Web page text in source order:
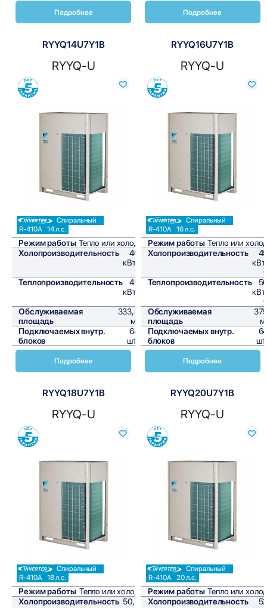
Подробнее Подробнее
RYYQ14U7Y1B
RYYQ-U
Сравнить
Спиральный
R-410A 14 л.с.
Режим работы Тепло или холод
Холопроизводительность
40
кВт/
ч
Теплопроизводительность
45
кВт/
ч
Обслуживаемая
площадь
333,3
м²
Подключаемых внутр.
блоков
64
шт,
Подробнее
RYYQ16U7Y1B
RYYQ-U
Сравнить
Спиральный
R-410A 16 л.с.
Режим работы Тепло или
Холопроизводительность
Теплопроизводительность
Обслуживаемая
площадь
Подключаемых внутр.
блоков
Подробнее
RYYQ18U7Y1B
RYYQ-U
Сравнить
Спиральный
R-410A 18 л.с.
Режим работы Тепло или холод
Холопроизводительность 50,4
RYYQ20U7Y1B
RYYQ-U
Сравнить
Спиральный
R-410A 20 л.с.
Режим работы Тепло или
Холопроизводительность